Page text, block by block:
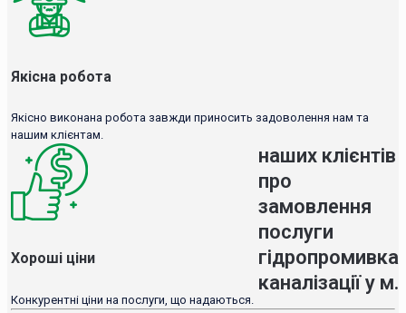
Якісна робота
Якісно виконана робота завжди приносить задоволення нам та
нашим клієнтам.
Хороші ціни
Конкурентні ціни на послуги, що надаються.
наших клієнтів
про
замовлення
послуги
гідропромивка
каналізації у м.